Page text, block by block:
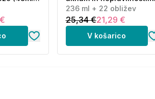
(236 ml + 22 obližev)
236 ml + 22 obližev
25,34 €21,29 €
V košarico